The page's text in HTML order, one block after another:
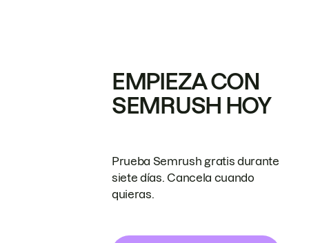
EMPIEZA CON
SEMRUSH HOY
Prueba Semrush gratis durante
siete días. Cancela cuando
quieras.